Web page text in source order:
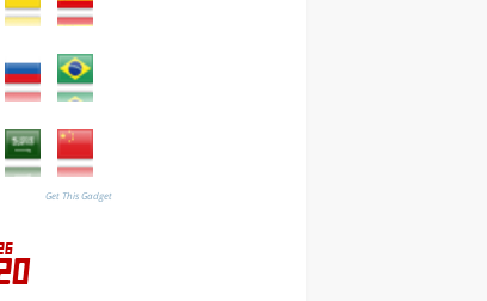
Get This Gadget